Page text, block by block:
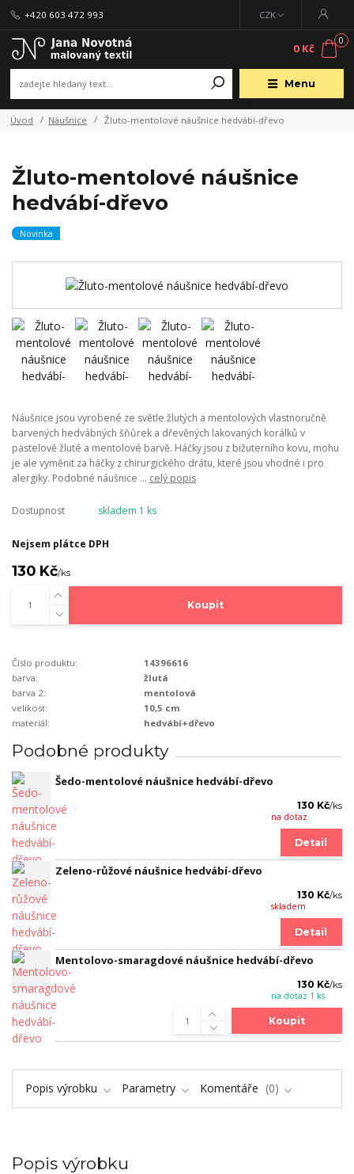
Menu
CZK
+420 603 472 993
0
0 Kč
Úvod Náušnice Žluto-mentolové náušnice hedvábí-dřevo
Žluto-mentolové náušnice
hedvábí-dřevo
Novinka
Náušnice jsou vyrobené ze světle žlutých a mentolových vlastnoručně
barvených hedvábných šňůrek a dřevěných lakovaných korálků v
pastelově žluté a mentolové barvě. Háčky jsou z bižuterního kovu, mohu
je ale vyměnit za háčky z chirurgického drátu, které jsou vhodné i pro
alergiky. Podobné náušnice ... celý popis
Dostupnost skladem 1 ks
Nejsem plátce DPH
130 Kč/ks
Koupit
Číslo produktu:
14396616
barva:
žlutá
barva 2:
mentolová
velikost:
10,5 cm
materiál:
hedvábí+dřevo
Podobné produkty
Šedo-mentolové náušnice hedvábí-dřevo
130 Kč/ks
na dotaz
Detail
Zeleno-růžové náušnice hedvábí-dřevo
130 Kč/ks
skladem
Detail
Mentolovo-smaragdové náušnice hedvábí-dřevo
130 Kč/ks
na dotaz 1 ks
Koupit
Popis výrobku Parametry Komentáře 0
Popis výrobku